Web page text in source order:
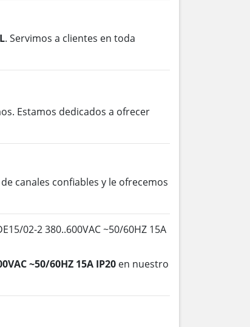
. Servimos a clientes en toda
Estamos dedicados a ofrecer
canales confiables y le ofrecemos
02-2 380..600VAC ~50/60HZ 15A
~50/60HZ 15A IP20 en nuestro